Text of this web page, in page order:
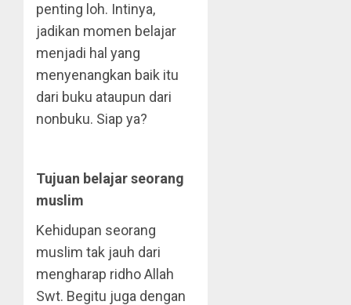
penting loh. Intinya,
jadikan momen belajar
menjadi hal yang
menyenangkan baik itu
dari buku ataupun dari
nonbuku. Siap ya?
Tujuan belajar seorang
muslim
Kehidupan seorang
muslim tak jauh dari
mengharap ridho Allah
Swt. Begitu juga dengan